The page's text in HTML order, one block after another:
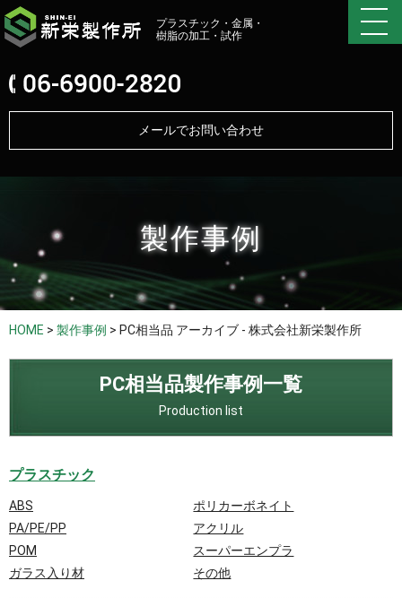
プラスチック・金属・
樹脂の加工・試作
メールでお問い合わせ
製作事例
HOME > 製作事例 > PC相当品 アーカイブ - 株式会社新栄製作所
PC相当品製作事例一覧
Production list
プラスチック
ABS
ポリカーボネイト
PA/PE/PP
アクリル
POM
スーパーエンプラ
ガラス入り材
その他